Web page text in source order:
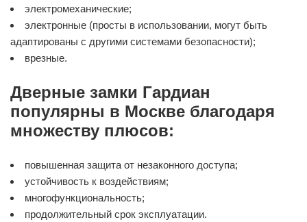
электромеханические;
электронные (просты в использовании, могут быть
адаптированы с другими системами безопасности);
врезные.
Дверные замки Гардиан
популярны в Москве благодаря
множеству плюсов:
повышенная защита от незаконного доступа;
устойчивость к воздействиям;
многофункциональность;
продолжительный срок эксплуатации.